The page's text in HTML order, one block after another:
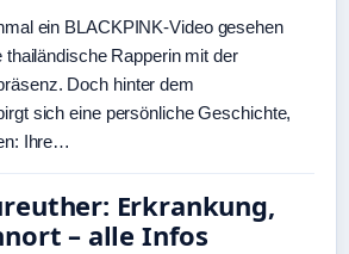
ein BLACKPINK-Video gesehen
thailändische Rapperin mit der
Doch hinter dem
sich eine persönliche Geschichte,
Ihre…
Erkrankung,
– alle Infos